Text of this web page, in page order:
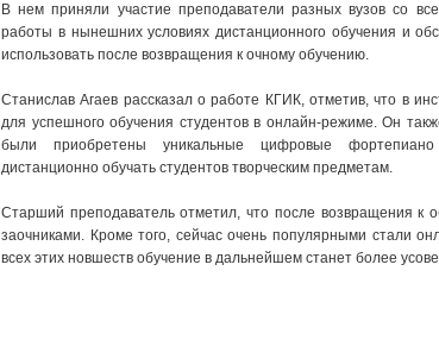
В нем приняли участие преподаватели разных вузов со
работы в нынешних условиях дистанционного обучения и
использовать после возвращения к очному обучению.
Станислав Агаев рассказал о работе КГИК, отметив, что в
для успешного обучения студентов в онлайн-режиме. Он
были приобретены уникальные цифровые
дистанционно обучать студентов творческим предметам.
Старший преподаватель отметил, что после возвращения к
заочниками. Кроме того, сейчас очень популярными стали
всех этих новшеств обучение в дальнейшем станет более